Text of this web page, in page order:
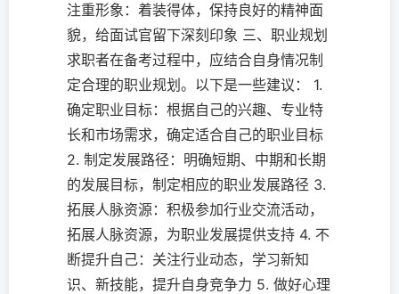
注重形象：着装得体，保持良好的精神面
貌，给面试官留下深刻印象 三、职业规划
求职者在备考过程中，应结合自身情况制
定合理的职业规划。以下是一些建议： 1.
确定职业目标：根据自己的兴趣、专业特
长和市场需求，确定适合自己的职业目标
2. 制定发展路径：明确短期、中期和长期
的发展目标，制定相应的职业发展路径 3.
拓展人脉资源：积极参加行业交流活动，
拓展人脉资源，为职业发展提供支持 4. 不
断提升自己：关注行业动态，学习新知
识、新技能，提升自身竞争力 5. 做好心理